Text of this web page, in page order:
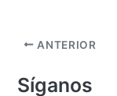
ANTERIOR
Síganos